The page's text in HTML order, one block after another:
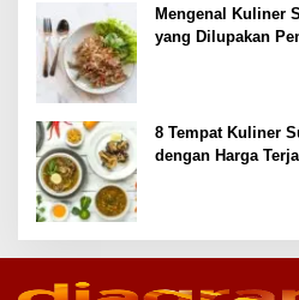
Mengenal Kuliner
yang Dilupakan
8 Tempat Kuliner
dengan Harga